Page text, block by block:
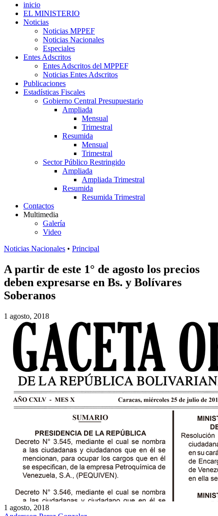
inicio
EL MINISTERIO
Noticias
Noticias MPPEF
Noticias Nacionales
Especiales
Entes Adscritos
Entes Adscritos del MPPEF
Noticias Entes Adscritos
Publicaciones
Estadísticas Fiscales
Gobierno Central Presupuestario
Ampliada
Mensual
Trimestral
Resumida
Mensual
Trimestral
Sector Público Restringido
Ampliada
Ampliada Trimestral
Resumida
Resumida Trimestral
Contactos
Multimedia
Galería
Video
Noticias Nacionales • Principal
A partir de este 1° de agosto los precios
deben expresarse en Bs. y Bolívares
Soberanos
1 agosto, 2018
1 agosto, 2018